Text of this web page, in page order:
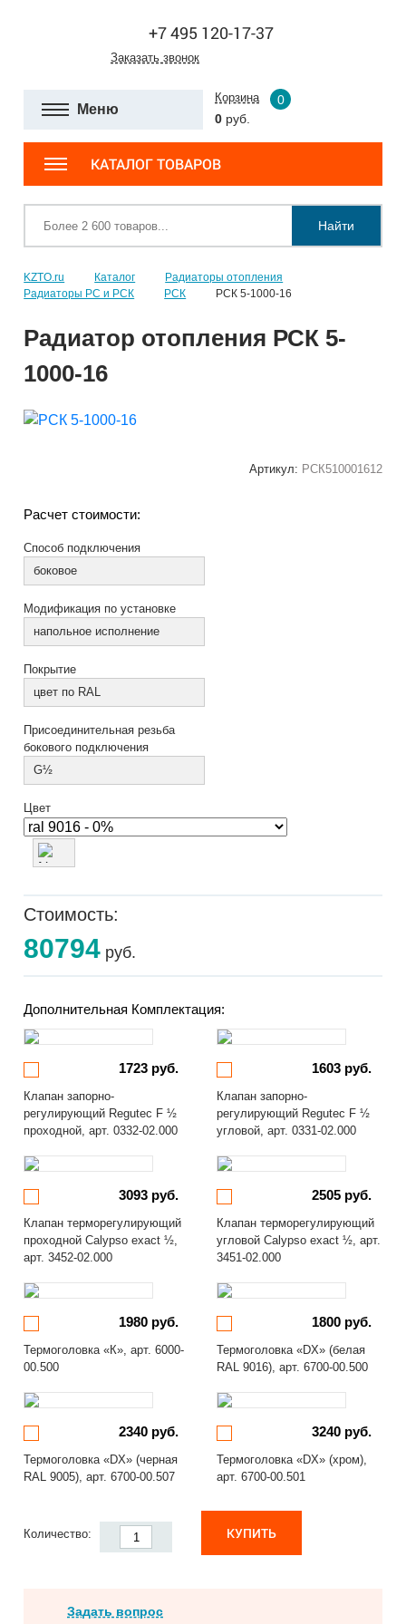
+7 495 120-17-37
Заказать звонок
Меню
Корзина
0
0 руб.
КАТАЛОГ ТОВАРОВ
Найти
KZTO.ru Каталог
Радиаторы отопления
Радиаторы РС и РСК
РСК РСК 5-1000-16
Радиатор отопления РСК 5-
1000-16
Артикул: РСК510001612
Расчет стоимости:
Способ подключения
боковое
Модификация по установке
напольное исполнение
Покрытие
цвет по RAL
Присоединительная резьба
бокового подключения
G½
Цвет
Стоимость:
80794 руб.
Дополнительная Комплектация:
1723 руб.
Клапан запорно-
регулирующий Regutec F ½
проходной, арт. 0332-02.000
1603 руб.
Клапан запорно-
регулирующий Regutec F ½
угловой, арт. 0331-02.000
3093 руб.
Клапан терморегулирующий
проходной Calypso exact ½,
арт. 3452-02.000
2505 руб.
Клапан терморегулирующий
угловой Calypso exact ½, арт.
3451-02.000
1980 руб.
Термоголовка «К», арт. 6000-
00.500
1800 руб.
Термоголовка «DX» (белая
RAL 9016), арт. 6700-00.500
2340 руб.
Термоголовка «DX» (черная
RAL 9005), арт. 6700-00.507
3240 руб.
Термоголовка «DX» (хром),
арт. 6700-00.501
Количество: КУПИТЬ
Задать вопрос